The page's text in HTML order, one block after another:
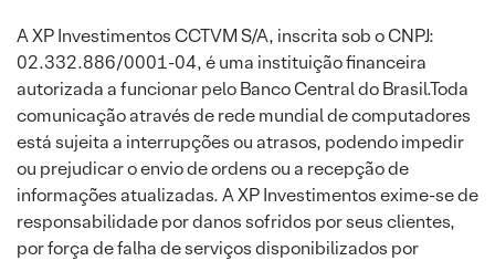
A XP Investimentos CCTVM S/A, inscrita sob o CNPJ:
02.332.886/0001-04, é uma instituição financeira
autorizada a funcionar pelo Banco Central do Brasil.Toda
comunicação através de rede mundial de computadores
está sujeita a interrupções ou atrasos, podendo impedir
ou prejudicar o envio de ordens ou a recepção de
informações atualizadas. A XP Investimentos exime-se de
responsabilidade por danos sofridos por seus clientes,
por força de falha de serviços disponibilizados por